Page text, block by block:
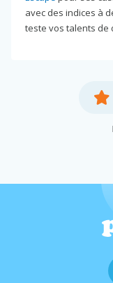
avec des indices à
teste vos talents de